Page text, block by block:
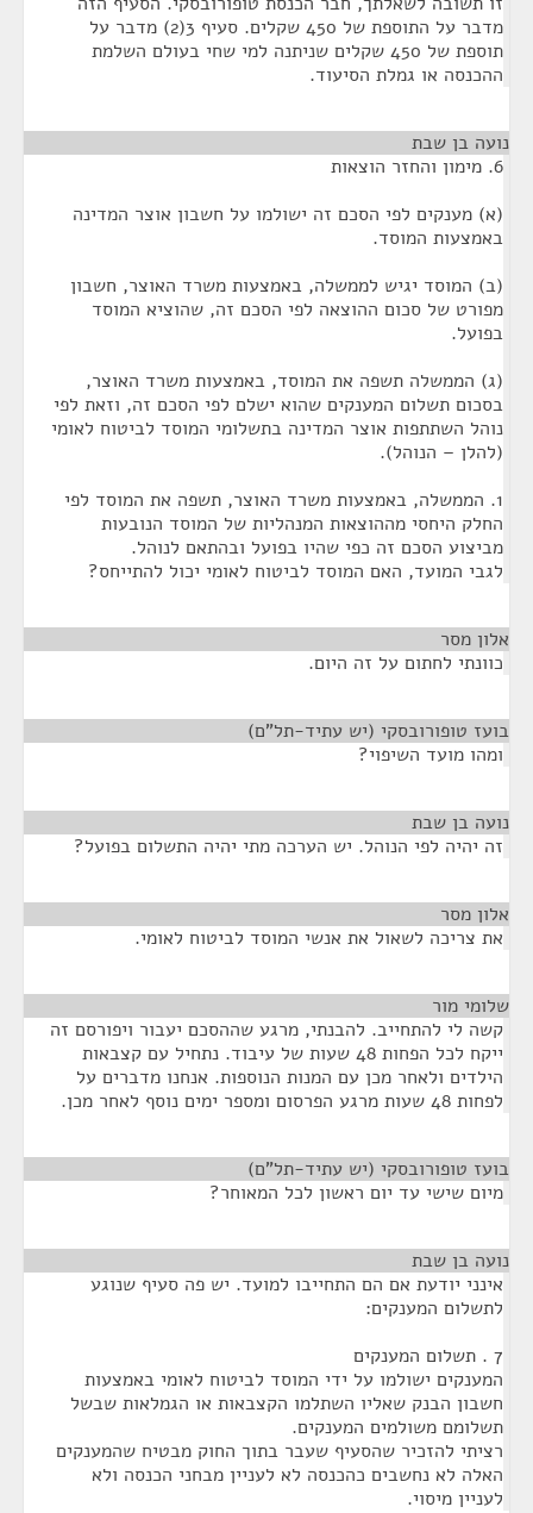
מדבר על התוספת של 450 שקלים. סעיף 3(2) מדבר על
תוספת של 450 שקלים שניתנה למי שחי בעולם השלמת
ההכנסה או גמלת הסיעוד.
נועה בן שבת
6. מימון והחזר הוצאות
(א) מענקים לפי הסכם זה ישולמו על חשבון אוצר המדינה
באמצעות המוסד.
(ב) המוסד יגיש לממשלה, באמצעות משרד האוצר, חשבון
מפורט של סכום ההוצאה לפי הסכם זה, שהוציא המוסד
בפועל.
(ג) הממשלה תשפה את המוסד, באמצעות משרד האוצר,
בסכום תשלום המענקים שהוא ישלם לפי הסכם זה, וזאת לפי
נוהל השתתפות אוצר המדינה בתשלומי המוסד לביטוח לאומי
(להלן – הנוהל).
1. הממשלה, באמצעות משרד האוצר, תשפה את המוסד לפי
החלק היחסי מההוצאות המנהליות של המוסד הנובעות
מביצוע הסכם זה כפי שהיו בפועל ובהתאם לנוהל.
לגבי המועד, האם המוסד לביטוח לאומי יכול להתייחס?
אלון מסר
כוונתי לחתום על זה היום.
בועז טופורובסקי (יש עתיד-תל"ם)
ומהו מועד השיפוי?
נועה בן שבת
זה יהיה לפי הנוהל. יש הערכה מתי יהיה התשלום בפועל?
אלון מסר
את צריכה לשאול את אנשי המוסד לביטוח לאומי.
שלומי מור
קשה לי להתחייב. להבנתי, מרגע שההסכם יעבור ויפורסם זה
ייקח לכל הפחות 48 שעות של עיבוד. נתחיל עם קצבאות
הילדים ולאחר מכן עם המנות הנוספות. אנחנו מדברים על
לפחות 48 שעות מרגע הפרסום ומספר ימים נוסף לאחר מכן.
בועז טופורובסקי (יש עתיד-תל"ם)
מיום שישי עד יום ראשון לכל המאוחר?
נועה בן שבת
אינני יודעת אם הם התחייבו למועד. יש פה סעיף שנוגע
לתשלום המענקים:
7 . תשלום המענקים
המענקים ישולמו על ידי המוסד לביטוח לאומי באמצעות
חשבון הבנק שאליו השתלמו הקצבאות או הגמלאות שבשל
תשלומם משולמים המענקים.
רציתי להזכיר שהסעיף שעבר בתוך החוק מבטיח שהמענקים
האלה לא נחשבים כהכנסה לא לעניין מבחני הכנסה ולא
לעניין מיסוי.